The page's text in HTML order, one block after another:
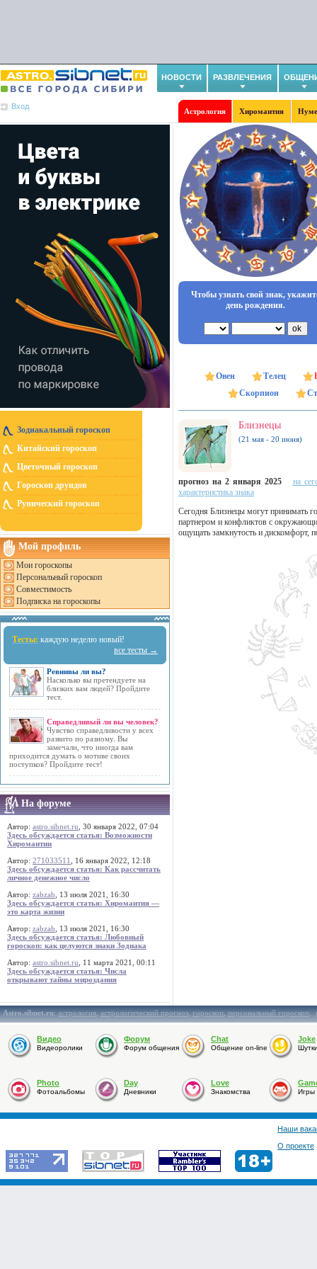
НОВОСТИ РАЗВЛЕЧЕНИЯ
Вход
Астрология Хиромантия
Зодиакальный гороскоп
Китайский гороскоп
Цветочный гороскоп
Гороскоп друидов
Рунический гороскоп
Мой профиль
Мои гороскопы
Персональный гороскоп
Совместимость
Подписка на гороскопы
Тесты: каждую неделю новый!
все тесты →
Ревнивы ли вы?
Насколько вы претендуете на
близких вам людей? Пройдите
тест.
Справедливый ли вы человек?
Чувство справедливости у всех
развито по разному. Вы
замечали, что иногда вам
приходится думать о мотиве своих
поступков? Пройдите тест!
На форуме
Автор: astro.sibnet.ru , 30 января 2022, 07:04
Здесь обсуждается статья: Возможности
Хиромантии
Автор: 271033511
, 16 января 2022, 12:18
Здесь обсуждается статья: Как рассчитать
личное денежное число
Автор: zabzab , 13 июля 2021, 16:30
Здесь обсуждается статья: Хиромантия —
это карта жизни
Автор: zabzab , 13 июля 2021, 16:30
Здесь обсуждается статья: Любовный
гороскоп: как целуются знаки Зодиака
Автор: astro.sibnet.ru , 11 марта 2021, 00:11
Здесь обсуждается статья: Числа
открывают тайны мироздания
Чтобы узнать свой знак,
день рождения.
Овен Телец
Скорпион
Близнецы
(21 мая - 20 июня)
прогноз на 2 января 2025
на
характеристика знака
Сегодня Близнецы могут принимать
партнером и конфликтов с
ощущать замкнутость и дискомфорт,
Astro.sibnet.ru:астрология,астрологический прогноз,гороскоп,персональный гороскоп,
Видео
Видеоролики
Форум
Форум общения
Chat
Общение on-line
Joke
Photo
Фотоальбомы
Day
Дневники
Love
Знакомства Игры
Наши
О проекте